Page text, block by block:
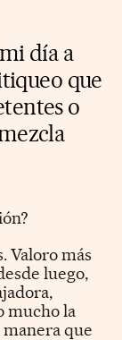
día a
que
o
Valoro más
luego,
mucho la
que